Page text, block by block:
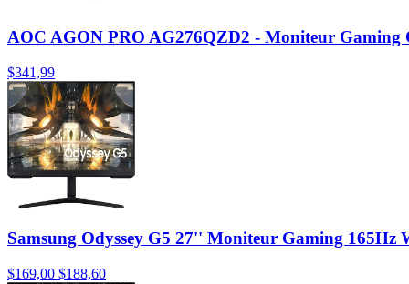
AOC AGON PRO AG276QZD2 - Moniteur
$341,99
Samsung Odyssey G5 27'' Moniteur Gaming 165Hz
$169,00 $188,60